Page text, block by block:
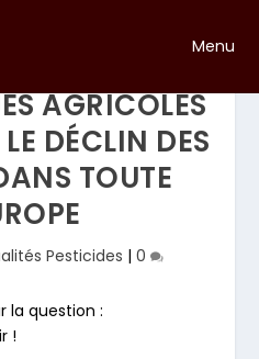
Menu
AGRICOLES
DÉCLIN DES
TOUTE
Pesticides | 0
la question :
!